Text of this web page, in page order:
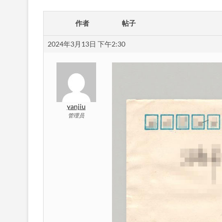
作者 帖子
2024年3月13日 下午2:30
yanjiu
管理员